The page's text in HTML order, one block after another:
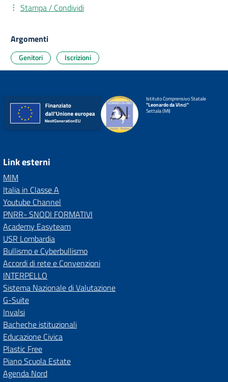
Stampa / Condividi
Argomenti
Genitori Iscrizioni
Istituto Comprensivo Statale
"Leonardo da Vinci"
Settala (MI)
Link esterni
MIM
Italia in Classe A
Youtube Channel
PNRR- SNODI FORMATIVI
Academy Easyteam
USR Lombardia
Bullismo e Cyberbullismo
Accordi di rete e Convenzioni
INTERPELLO
Sistema Nazionale di Valutazione
G-Suite
Invalsi
Bacheche istituzionali
Educazione Civica
Plastic Free
Piano Scuola Estate
Agenda Nord